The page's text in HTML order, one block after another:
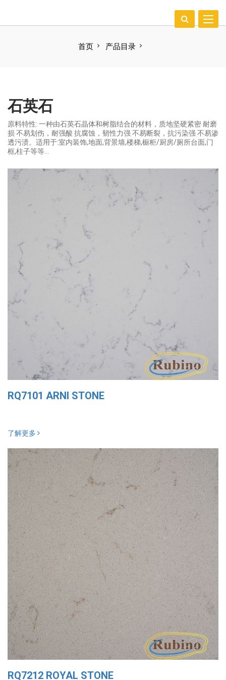
Toggle
EN
首页 产品目录
石英石
原料特性: 一种由石英石晶体和树脂结合的材料，质地坚硬紧密 耐磨
损 不易划伤，耐强酸 抗腐蚀，韧性力强 不易断裂，抗污染强 不易渗
透污渍。适用于:室内装饰,地面,背景墙,楼梯,橱柜/厨房/厕所台面,门
框,柱子等等…
RQ7101 ARNI STONE
了解更多
RQ7212 ROYAL STONE